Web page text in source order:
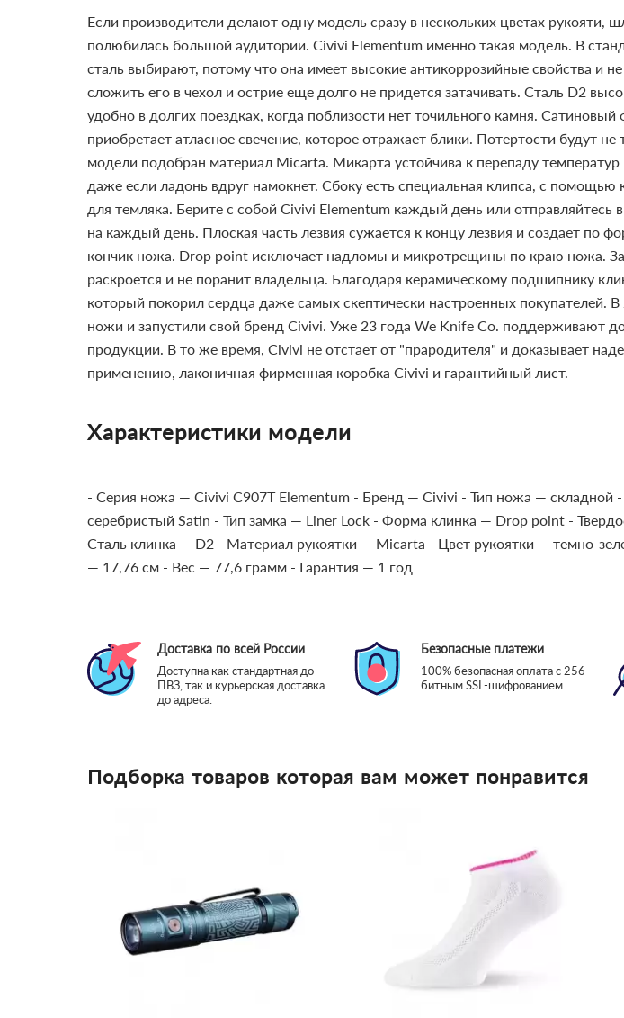
Если производители делают одну модель сразу в нескольких цветах рукояти,
полюбилась большой аудитории. Civivi Elementum именно такая модель. В
сталь выбирают, потому что она имеет высокие антикоррозийные свойства и
сложить его в чехол и острие еще долго не придется затачивать. Сталь D2
удобно в долгих поездках, когда поблизости нет точильного камня. Сатиновый
приобретает атласное свечение, которое отражает блики. Потертости будут
модели подобран материал Micarta. Микарта устойчива к перепаду
даже если ладонь вдруг намокнет. Сбоку есть специальная клипса, с
для темляка. Берите с собой Civivi Elementum каждый день или отправляйтесь
на каждый день. Плоская часть лезвия сужается к концу лезвия и создает по
кончик ножа. Drop point исключает надломы и микротрещины по краю ножа.
раскроется и не поранит владельца. Благодаря керамическому подшипнику
который покорил сердца даже самых скептически настроенных покупателей.
ножи и запустили свой бренд Civivi. Уже 23 года We Knife Co. поддерживают
продукции. В то же время, Civivi не отстает от "прародителя" и доказывает
применению, лаконичная фирменная коробка Civivi и гарантийный лист.
Характеристики модели
- Серия ножа — Civivi C907T Elementum - Бренд — Civivi - Тип ножа — складной
серебристый Satin - Тип замка — Liner Lock - Форма клинка — Drop point -
Сталь клинка — D2 - Материал рукоятки — Micarta - Цвет рукоятки — темно-
— 17,76 см - Вес — 77,6 грамм - Гарантия — 1 год
Доставка по всей России
Доступна как стандартная до
ПВЗ, так и курьерская доставка
до адреса.
Безопасные платежи
100% безопасная оплата с 256-
битным SSL-шифрованием.
Подборка товаров которая вам может понравится